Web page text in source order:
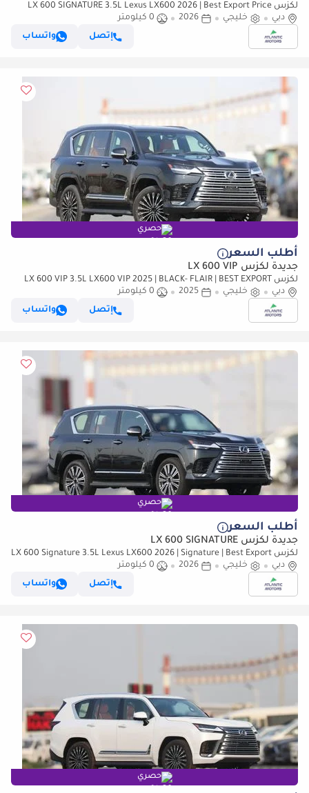
لكزس LX 600 SIGNATURE 3.5L Lexus LX600 2026 | Best Export Price
(للتصدير فقط)
دبي خليجي 2026
0 كيلومتر
إتصل
واتساب
حصري
أطلب السعر
جديدة لكزس LX 600 VIP
لكزس LX 600 VIP 3.5L LX600 VIP 2025 | BLACK- FLAIR | BEST EXPORT
PRICE (للتصدير فقط)
دبي خليجي 2025
0 كيلومتر
إتصل
واتساب
حصري
أطلب السعر
جديدة لكزس LX 600 SIGNATURE
لكزس LX 600 Signature 3.5L Lexus LX600 2026 | Signature | Best Export
Priceدبي خليجي 2026
0 كيلومتر
إتصل
واتساب
حصري